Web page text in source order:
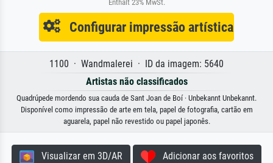
Enthält 23% MwSt.
Configurar impressão artística
1100 · Wandmalerei · ID da imagem: 5640
Artistas não classificados
Quadrúpede mordendo sua cauda de Sant Joan de Boí · Unbekannt Unbekannt.
Disponível como impressão de arte em tela, papel de fotografia, cartão em
aguarela, papel não revestido ou papel japonês.
Visualizar em 3D/AR Adicionar aos favoritos